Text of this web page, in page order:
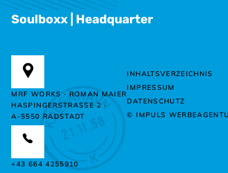
Soulboxx | Headquarter
MRF WORKS · ROMAN MAIER
HASPINGERSTRASSE 2 ·
A-5550 RADSTADT
+43 664 4255910
INHALTSVERZEICHNIS
IMPRESSUM
DATENSCHUTZ
© IMPULS